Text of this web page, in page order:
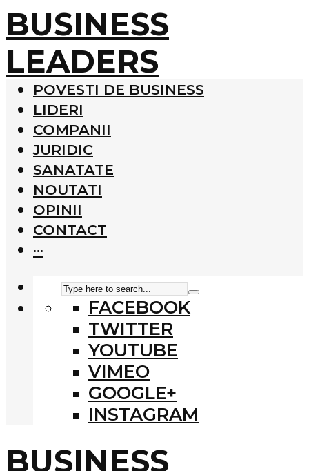
BUSINESS
LEADERS
POVESTI DE BUSINESS
LIDERI
COMPANII
JURIDIC
SANATATE
NOUTATI
OPINII
CONTACT
···
FACEBOOK
TWITTER
YOUTUBE
VIMEO
GOOGLE+
INSTAGRAM
BUSINESS